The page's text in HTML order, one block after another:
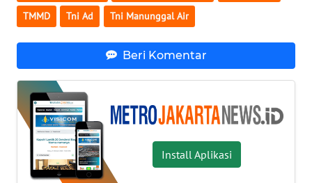
TMMD Tni Ad Tni Manunggal Air
Beri Komentar
Install Aplikasi
WN
KALSEL
WN
KALTIM